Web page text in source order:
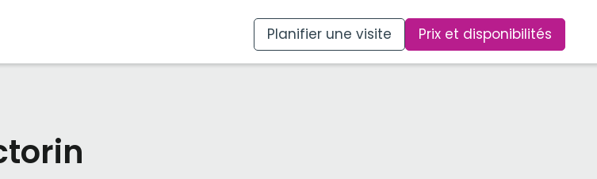
Planifier une visite Prix et disponibilités